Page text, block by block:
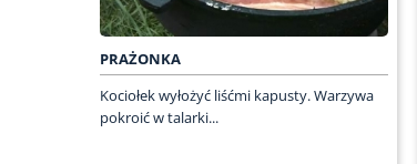
PRAŻONKA
Kociołek wyłożyć liśćmi kapusty. Warzywa
pokroić w talarki...